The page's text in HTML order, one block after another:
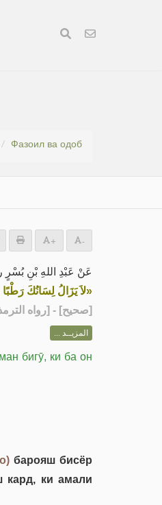
Фазоил ва одоб
+ -
عَنْ عَبْدِ اللهِ بْنِ بُسْرٍ
«لاَ يَزَالُ لِسَانُكَ
[صحيح] - [رواه
المزيــد ...
бигӯ, ки ба он
барояш бисёр
ки амали